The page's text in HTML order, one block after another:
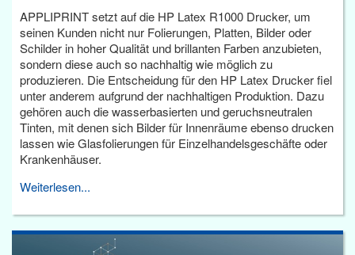
APPLIPRINT setzt auf die HP Latex R1000 Drucker, um
seinen Kunden nicht nur Folierungen, Platten, Bilder oder
Schilder in hoher Qualität und brillanten Farben anzubieten,
sondern diese auch so nachhaltig wie möglich zu
produzieren. Die Entscheidung für den HP Latex Drucker fiel
unter anderem aufgrund der nachhaltigen Produktion. Dazu
gehören auch die wasserbasierten und geruchsneutralen
Tinten, mit denen sich Bilder für Innenräume ebenso drucken
lassen wie Glasfolierungen für Einzelhandelsgeschäfte oder
Krankenhäuser.
Weiterlesen...